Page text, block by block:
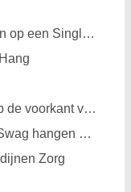
Hoe te fluwelen gordijnen hangen op een Single Window
Hoe te gordijnen op te hangen op de voorkant van een Wardrobe
Hoe kan ik een Picture Window Swag hangen met Jabot
Zorg